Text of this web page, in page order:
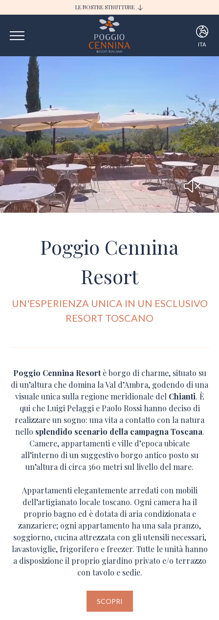
LE NOSTRE STRUTTURE
I BORGHI DELLA SELVACCIA
POGGIO CENNINA RESORT
ITA
Poggio Cennina
Resort
UN'ESPERIENZA UNICA IN UN ESCLUSIVO
RESORT TOSCANO
Poggio Cennina Resortè borgo di charme, situato su
di un’altura che domina la Val d’Ambra, godendo di una
visuale unica sulla regione meridionale del Chianti. È
qui che Luigi Pelaggi e Paolo Rossi hanno deciso di
realizzare un sogno: una vita a contatto con la natura
nello splendido scenario della campagna Toscana.
Camere, appartamenti e ville d’epoca ubicate
all’interno di un suggestivo borgo antico posto su
un’altura di circa 360 metri sul livello del mare.
Appartamenti elegantemente arredati con mobili
dell’artigianato locale toscano. Ogni camera ha il
proprio bagno ed è dotata di aria condizionata e
zanzariere; ogni appartamento ha una sala pranzo,
soggiorno, cucina attrezzata con gli utensili necessari,
lavastoviglie, frigorifero e freezer. Tutte le unità hanno
a disposizione il proprio giardino privato e/o terrazzo
con tavolo e sedie.
SCOPRI